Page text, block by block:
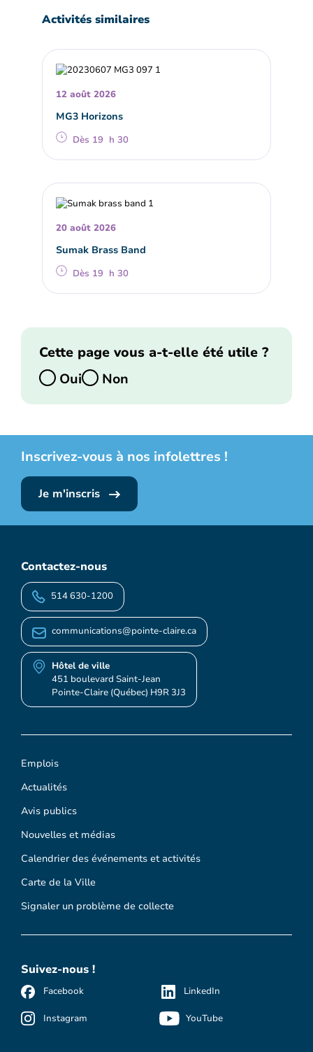
Activités similaires
12 août 2026
MG3 Horizons
Dès 19 h 30
20 août 2026
Sumak Brass Band
Dès 19 h 30
Cette page vous a-t-elle été utile ?
Oui
Non
Inscrivez-vous à nos infolettres !
Je m'inscris
Emplois
Actualités
Avis publics
Nouvelles et médias
Calendrier des événements et activités
Carte de la Ville
Signaler un problème de collecte
Contactez-nous
514 630-1200
communications@pointe-claire.ca
Hôtel de ville
451 boulevard Saint-Jean
Pointe-Claire (Québec) H9R 3J3
Suivez-nous !
Facebook
Instagram
LinkedIn
YouTube